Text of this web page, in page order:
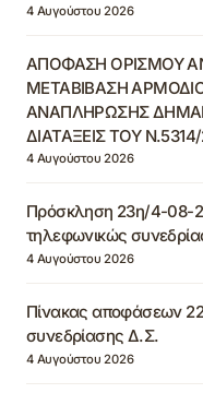
4 Αυγούστου 2026
ΑΠΟΦΑΣΗ ΟΡΙΣΜΟΥ
ΜΕΤΑΒΙΒΑΣΗ
ΑΝΑΠΛΗΡΩΣΗΣ
ΔΙΑΤΑΞΕΙΣ ΤΟΥ
4 Αυγούστου 2026
Πρόσκληση 23η/4-08-
τηλεφωνικώς
4 Αυγούστου 2026
Πίνακας αποφάσεων
συνεδρίασης Δ.Σ.
4 Αυγούστου 2026